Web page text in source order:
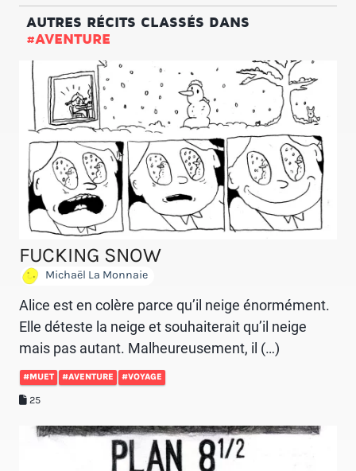
AUTRES RÉCITS CLASSÉS DANS
#AVENTURE
FUCKING SNOW
Michaël La Monnaie
Alice est en colère parce qu’il neige énormément.
Elle déteste la neige et souhaiterait qu’il neige
mais pas autant. Malheureusement, il (…)
#MUET #AVENTURE #VOYAGE
25